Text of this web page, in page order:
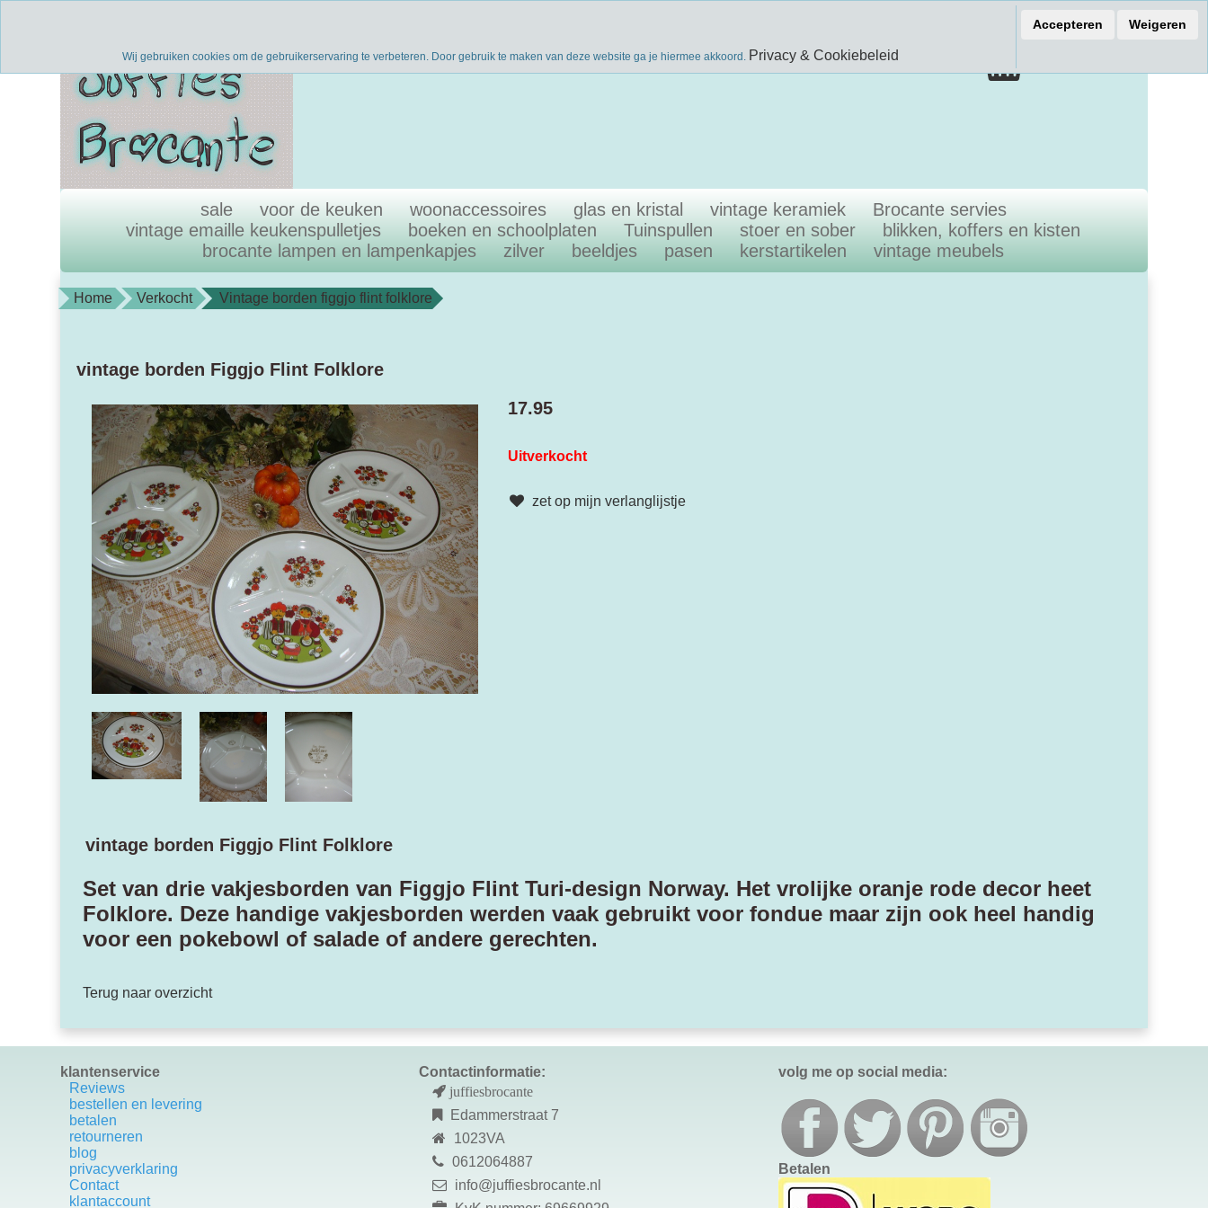
sale voor de keuken woonaccessoires glas en kristal vintage keramiek
Brocante servies
vintage emaille keukenspulletjes
boeken en schoolplaten Tuinspullen stoer en sober
blikken, koffers en kisten
brocante lampen en lampenkapjes
zilver beeldjes pasen kerstartikelen vintage meubels
Home Verkocht Vintage borden figgjo flint folklore
vintage borden Figgjo Flint Folklore
17.95
Uitverkocht
zet op mijn verlanglijstje
vintage borden Figgjo Flint Folklore
Set van drie vakjesborden van Figgjo Flint Turi-design Norway. Het vrolijke oranje rode decor heet
Folklore. Deze handige vakjesborden werden vaak gebruikt voor fondue maar zijn ook heel handig
voor een pokebowl of salade of andere gerechten.
Terug naar overzicht
klantenservice
Reviews
bestellen en levering
betalen
retourneren
blog
privacyverklaring
Contact
k lantaccount
Contactinformatie:
juffiesbrocante
Edammerstraat 7
1023VA
0612064887
info@juffiesbrocante.nl
volg me op social media:
Betalen
Wij gebruiken cookies om de gebruikerservaring te verbeteren. Door gebruik te maken van deze website ga je hiermee akkoord. Privacy & Cookiebeleid
Accepteren Weigeren